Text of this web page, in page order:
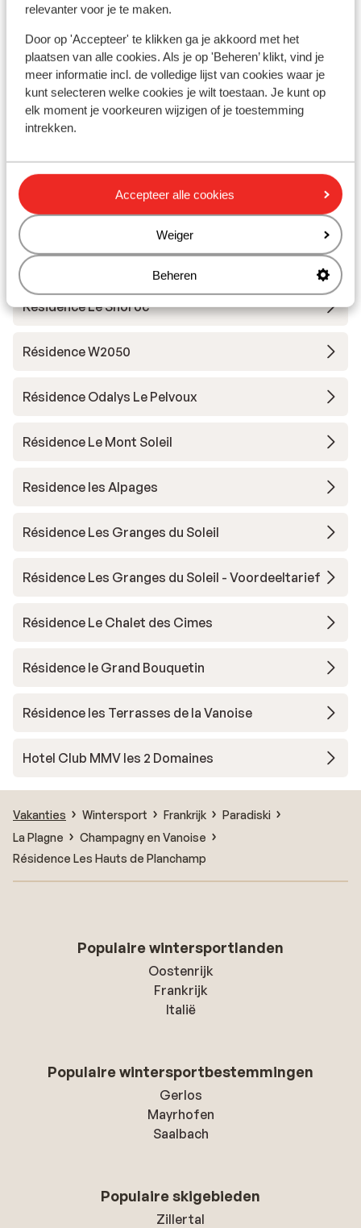
relevanter voor je te maken.
Door op 'Accepteer' te klikken ga je akkoord met het
plaatsen van alle cookies. Als je op 'Beheren’ klikt, vind je
meer informatie incl. de volledige lijst van cookies waar je
kunt selecteren welke cookies je wilt toestaan. Je kunt op
elk moment je voorkeuren wijzigen of je toestemming
intrekken.
Accepteer alle cookies
Weiger
Beheren
Skimateriaal
Andere accommodaties in La Plagne
Résidence Terresens l'Etoile de la Vanoise
Résidence CGH le White Pearl Lodge & Spa *****
Résidence CGH le White Pearl Lodge & Spa *****
- Voordeeltarief
Résidence Le Snoroc
Résidence W2050
Résidence Odalys Le Pelvoux
Résidence Le Mont Soleil
Residence les Alpages
Résidence Les Granges du Soleil
Résidence Les Granges du Soleil - Voordeeltarief
Résidence Le Chalet des Cimes
Résidence le Grand Bouquetin
Résidence les Terrasses de la Vanoise
Hotel Club MMV les 2 Domaines
Vakanties Wintersport Frankrijk
Paradiski
La Plagne
Champagny en Vanoise
Résidence Les Hauts de Planchamp
Populaire wintersportlanden
Oostenrijk
Frankrijk
Italië
Populaire wintersportbestemmingen
Gerlos
Mayrhofen
Saalbach
Populaire skigebieden
Zillertal